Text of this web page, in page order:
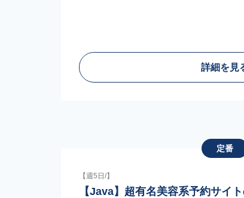
詳細を見
定番
【週5日/】
【Java】超有名美容系予約サイ